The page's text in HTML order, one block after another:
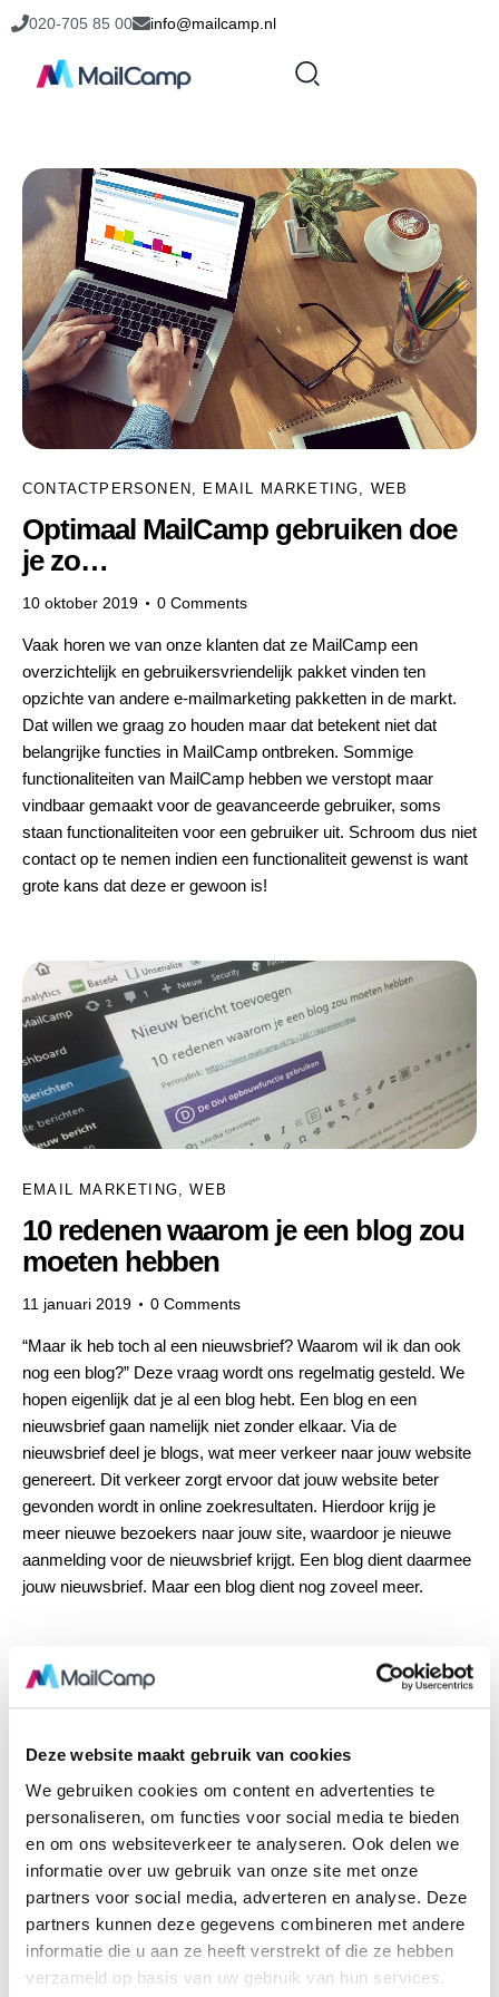
Deze website maakt gebruik van cookies
We gebruiken cookies om content en advertenties te
personaliseren, om functies voor social media te bieden
en om ons websiteverkeer te analyseren. Ook delen we
informatie over uw gebruik van onze site met onze
partners voor social media, adverteren en analyse. Deze
partners kunnen deze gegevens combineren met andere
informatie die u aan ze heeft verstrekt of die ze hebben
verzameld op basis van uw gebruik van hun services.
020-705 85 00 info@mailcamp.nl
CONTACTPERSONEN , EMAIL MARKETING, WEB
Optimaal MailCamp gebruiken doe
je zo…
10 oktober 2019 0 Comments
Vaak horen we van onze klanten dat ze MailCamp een
overzichtelijk en gebruikersvriendelijk pakket vinden ten
opzichte van andere e-mailmarketing pakketten in de markt.
Dat willen we graag zo houden maar dat betekent niet dat
belangrijke functies in MailCamp ontbreken. Sommige
functionaliteiten van MailCamp hebben we verstopt maar
vindbaar gemaakt voor de geavanceerde gebruiker, soms
staan functionaliteiten voor een gebruiker uit. Schroom dus niet
contact op te nemen indien een functionaliteit gewenst is want
grote kans dat deze er gewoon is!
EMAIL MARKETING ,WEB
10 redenen waarom je een blog zou
moeten hebben
11 januari 2019 0 Comments
“Maar ik heb toch al een nieuwsbrief? Waarom wil ik dan ook
nog een blog?” Deze vraag wordt ons regelmatig gesteld. We
hopen eigenlijk dat je al een blog hebt. Een blog en een
nieuwsbrief gaan namelijk niet zonder elkaar. Via de
nieuwsbrief deel je blogs, wat meer verkeer naar jouw website
genereert. Dit verkeer zorgt ervoor dat jouw website beter
gevonden wordt in online zoekresultaten. Hierdoor krijg je
meer nieuwe bezoekers naar jouw site, waardoor je nieuwe
aanmelding voor de nieuwsbrief krijgt. Een blog dient daarmee
jouw nieuwsbrief. Maar een blog dient nog zoveel meer.
CONTACTPERSONEN WEB
Wilt u weten wie uw anonieme
website bezoekers zijn en uw sales